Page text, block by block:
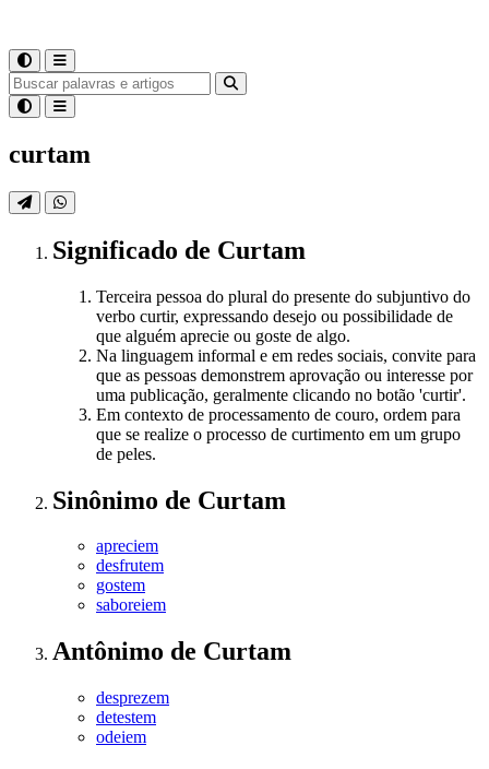
curtam
Significado de Curtam
Terceira pessoa do plural do presente do subjuntivo do
verbo curtir, expressando desejo ou possibilidade de
que alguém aprecie ou goste de algo.
Na linguagem informal e em redes sociais, convite para
que as pessoas demonstrem aprovação ou interesse por
uma publicação, geralmente clicando no botão 'curtir'.
Em contexto de processamento de couro, ordem para
que se realize o processo de curtimento em um grupo
de peles.
Sinônimo de Curtam
apreciem
desfrutem
gostem
saboreiem
Antônimo de Curtam
desprezem
detestem
odeiem